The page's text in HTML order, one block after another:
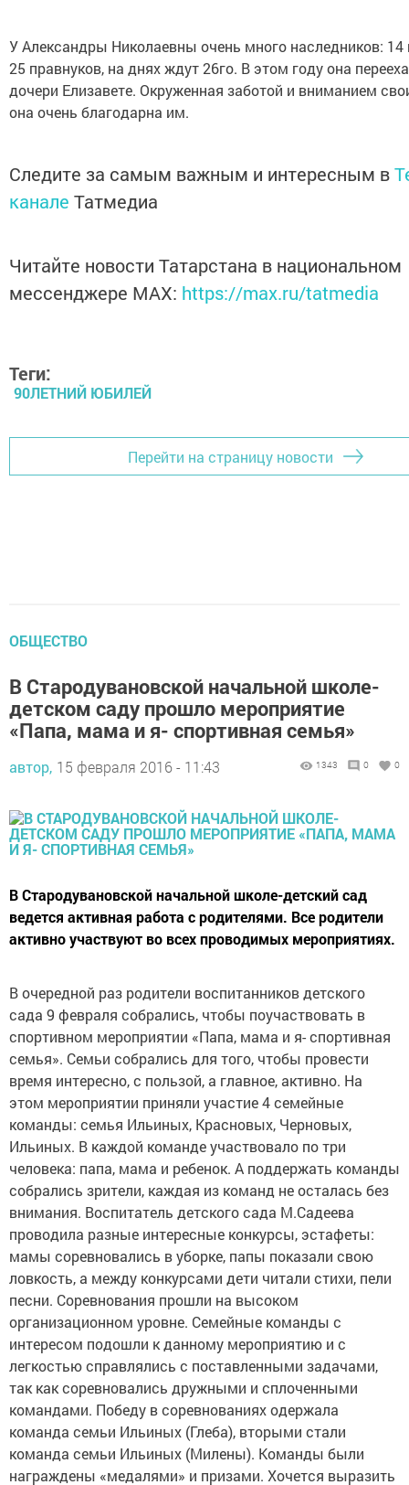
У Александры Николаевны очень много наследников: 14
25 правнуков, на днях ждут 26го. В этом году она
дочери Елизавете. Окруженная заботой и вниманием
она очень благодарна им.
Следите за самым важным и интересным в
канале Татмедиа
Читайте новости Татарстана в национальном
мессенджере MАХ: https://max.ru/tatmedia
Теги:
90ЛЕТНИЙ ЮБИЛЕЙ
Перейти на страницу новости
ОБЩЕСТВО
В Стародувановской начальной школе-
детском саду прошло мероприятие
«Папа, мама и я- спортивная семья»
автор, 15 февраля 2016 - 11:43 1343 0 0
В Стародувановской начальной школе-детский сад
ведется активная работа с родителями. Все родители
активно участвуют во всех проводимых мероприятиях.
В очередной раз родители воспитанников детского
сада 9 февраля собрались, чтобы поучаствовать в
спортивном мероприятии «Папа, мама и я- спортивная
семья». Семьи собрались для того, чтобы провести
время интересно, с пользой, а главное, активно. На
этом мероприятии приняли участие 4 семейные
команды: семья Ильиных, Красновых, Черновых,
Ильиных. В каждой команде участвовало по три
человека: папа, мама и ребенок. А поддержать команды
собрались зрители, каждая из команд не осталась без
внимания. Воспитатель детского сада М.Садеева
проводила разные интересные конкурсы, эстафеты:
мамы соревновались в уборке, папы показали свою
ловкость, а между конкурсами дети читали стихи, пели
песни. Соревнования прошли на высоком
организационном уровне. Семейные команды с
интересом подошли к данному мероприятию и с
легкостью справлялись с поставленными задачами,
так как соревновались дружными и сплоченными
командами. Победу в соревнованиях одержала
команда семьи Ильиных (Глеба), вторыми стали
команда семьи Ильиных (Милены). Команды были
награждены «медалями» и призами. Хочется выразить